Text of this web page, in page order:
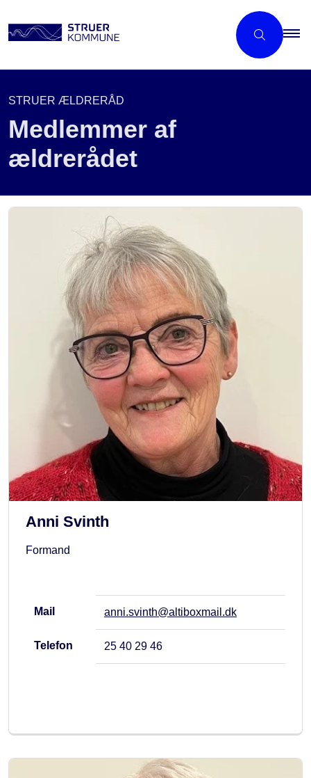
STRUER ÆLDRERÅD
Medlemmer af
ældrerådet
Anni Svinth
Formand
Mail anni.svinth@altiboxmail.dk
Telefon 25 40 29 46